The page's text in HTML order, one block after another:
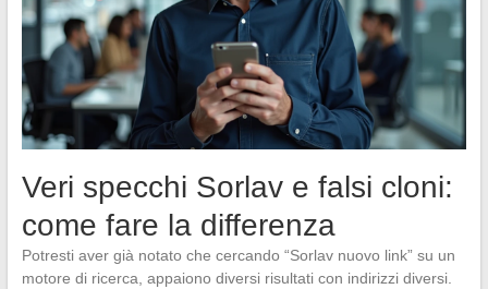
Veri specchi Sorlav e falsi cloni:
come fare la differenza
Potresti aver già notato che cercando “Sorlav nuovo link” su un
motore di ricerca, appaiono diversi risultati con indirizzi diversi.